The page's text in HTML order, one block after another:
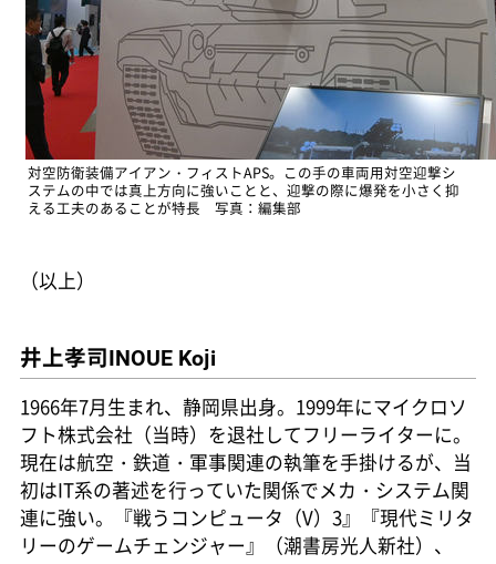
対空防衛装備アイアン・フィストAPS。この手の車両用対空迎撃シ
ステムの中では真上方向に強いことと、迎撃の際に爆発を小さく抑
える工夫のあることが特長 写真：編集部
（以上）
井上孝司INOUE Koji
1966年7月生まれ、静岡県出身。1999年にマイクロソ
フト株式会社（当時）を退社してフリーライターに。
現在は航空・鉄道・軍事関連の執筆を手掛けるが、当
初はIT系の著述を行っていた関係でメカ・システム関
連に強い。『戦うコンピュータ（V）3』『現代ミリタ
リーのゲームチェンジャー』（潮書房光人新社）、